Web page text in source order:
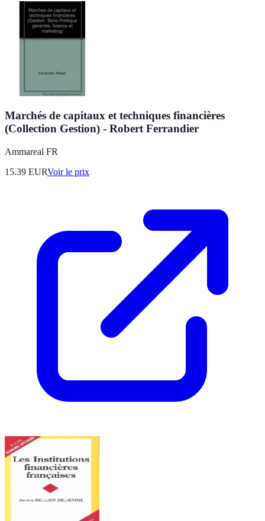
Marchés de capitaux et techniques financières
(Collection Gestion) - Robert Ferrandier
Ammareal FR
15.39 EURVoir le prix